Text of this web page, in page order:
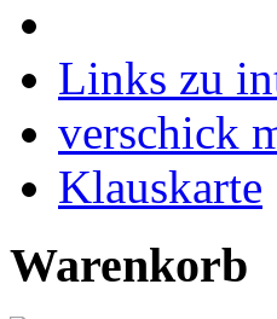
Links zu
verschick
Klauskarte
Warenkorb